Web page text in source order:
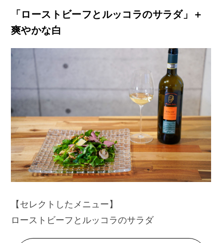
「ローストビーフとルッコラのサラダ」＋
爽やかな白
【セレクトしたメニュー】
ローストビーフとルッコラのサラダ